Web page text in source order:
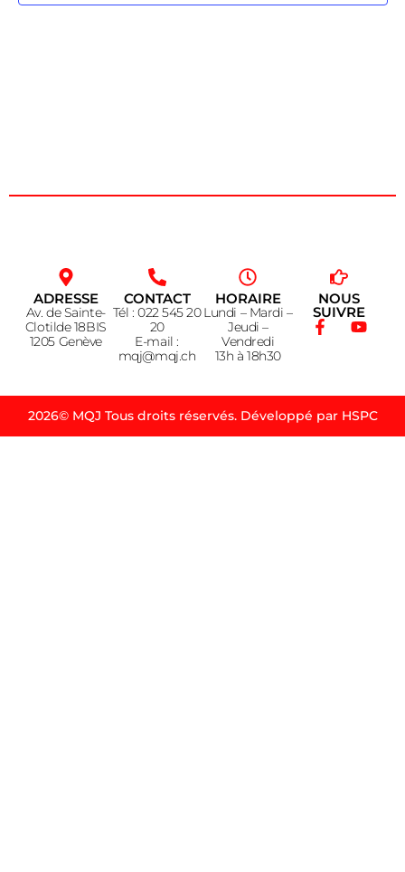
ADRESSE
Av. de Sainte-
Clotilde 18BIS
1205 Genève
CONTACT
Tél : 022 545 20
20
E-mail :
mqj@mqj.ch
HORAIRE
Lundi – Mardi –
Jeudi –
Vendredi
13h à 18h30
NOUS
SUIVRE
2026© MQJ Tous droits réservés. Développé par HSPC